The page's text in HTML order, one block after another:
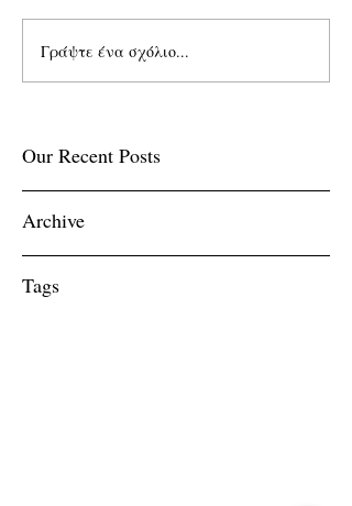
Γράψτε ένα σχόλιο...
Our Recent Posts
Archive
Tags